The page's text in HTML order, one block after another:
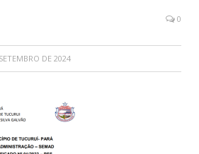
0
DE 2024